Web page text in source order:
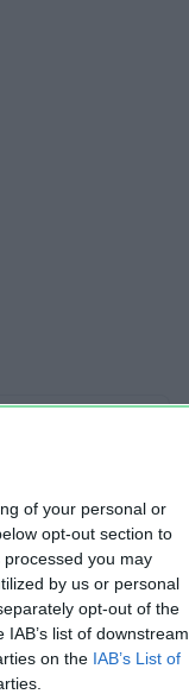
of your personal or
opt-out section to
you may
by us or personal
opt-out of the
list of downstream
on the IAB’s List of